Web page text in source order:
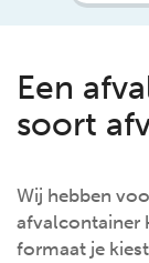
Een
soort
Wij hebben
afvalcontainer
formaat je